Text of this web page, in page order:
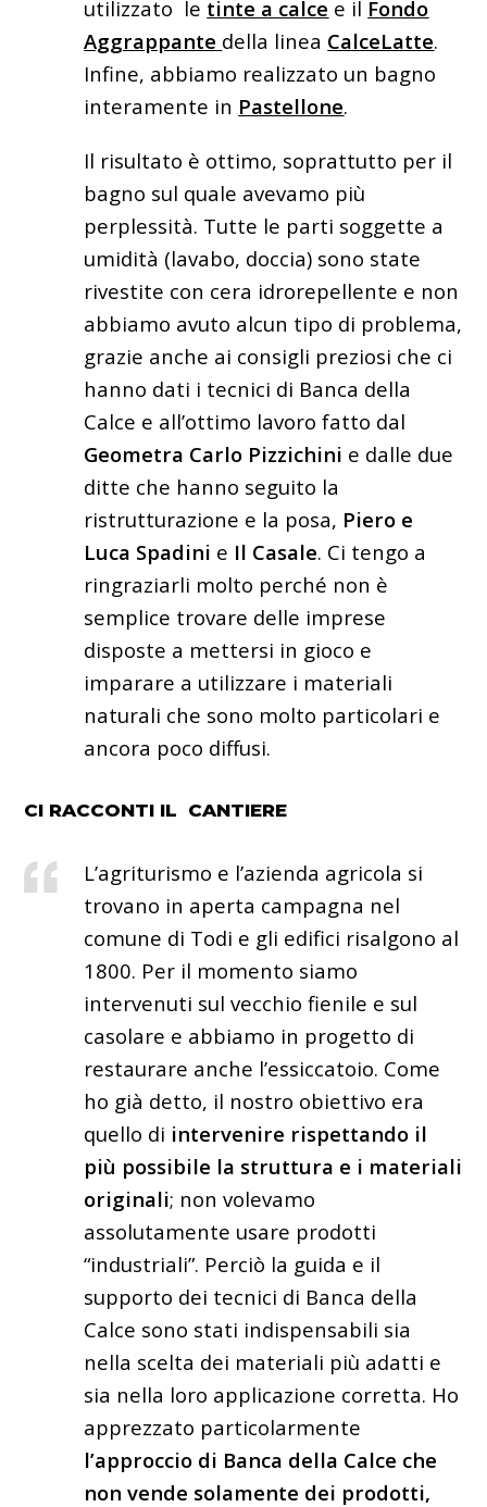
utilizzato le tinte a calce e il Fondo
Aggrappante della linea CalceLatte.
Infine, abbiamo realizzato un bagno
interamente in Pastellone.
Il risultato è ottimo, soprattutto per il
bagno sul quale avevamo più
perplessità. Tutte le parti soggette a
umidità (lavabo, doccia) sono state
rivestite con cera idrorepellente e non
abbiamo avuto alcun tipo di problema,
grazie anche ai consigli preziosi che ci
hanno dati i tecnici di Banca della
Calce e all’ottimo lavoro fatto dal
Geometra Carlo Pizzichini e dalle due
ditte che hanno seguito la
ristrutturazione e la posa, Piero e
Luca Spadini e Il Casale. Ci tengo a
ringraziarli molto perché non è
semplice trovare delle imprese
disposte a mettersi in gioco e
imparare a utilizzare i materiali
naturali che sono molto particolari e
ancora poco diffusi.
CI RACCONTI IL CANTIERE
L’agriturismo e l’azienda agricola si
trovano in aperta campagna nel
comune di Todi e gli edifici risalgono al
1800. Per il momento siamo
intervenuti sul vecchio fienile e sul
casolare e abbiamo in progetto di
restaurare anche l’essiccatoio. Come
ho già detto, il nostro obiettivo era
quello di intervenire rispettando il
più possibile la struttura e i materiali
originali; non volevamo
assolutamente usare prodotti
“industriali”. Perciò la guida e il
supporto dei tecnici di Banca della
Calce sono stati indispensabili sia
nella scelta dei materiali più adatti e
sia nella loro applicazione corretta. Ho
apprezzato particolarmente
l’approccio di Banca della Calce che
non vende solamente dei prodotti,